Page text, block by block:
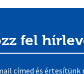
fel
címed és